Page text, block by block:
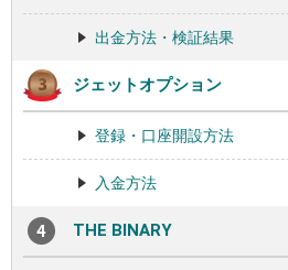
出金方法・検証結果
ジェットオプション
登録・口座開設方法
入金方法
THE BINARY